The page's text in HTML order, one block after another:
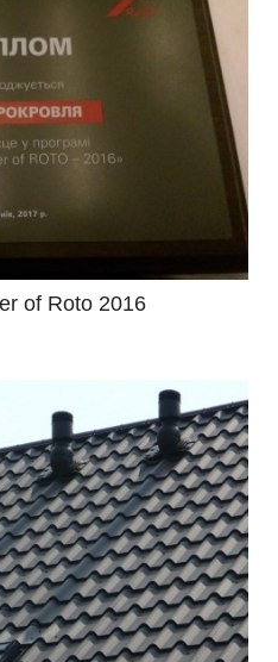
of Roto 2016